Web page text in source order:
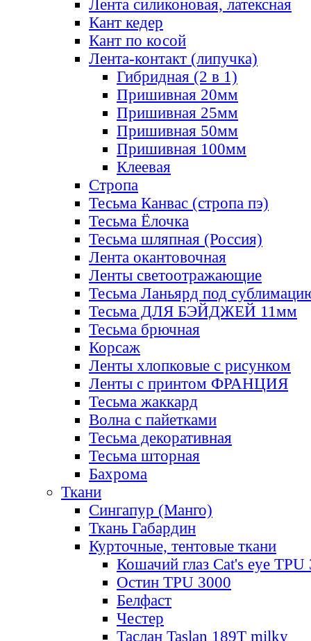
Лента силиконовая, латексная
Кант кедер
Кант по косой
Лента-контакт (липучка)
Гибридная (2 в 1)
Пришивная 20мм
Пришивная 25мм
Пришивная 50мм
Пришивная 100мм
Клеевая
Стропа
Тесьма Канвас (стропа пэ)
Тесьма Ёлочка
Тесьма шляпная (Россия)
Лента окантовочная
Ленты светоотражающие
Тесьма Ланьярд под
Тесьма ДЛЯ БЭЙДЖЕЙ 11мм
Тесьма брючная
Корсаж
Ленты хлопковые с рисунком
Ленты с принтом ФРАНЦИЯ
Тесьма жаккард
Волна с пайетками
Тесьма декоративная
Тесьма шторная
Бахрома
Ткани
Сингапур (Манго)
Ткань Габардин
Курточные, тентовые ткани
Кошачий глаз Cat's eye TPU
Остин TPU 3000
Белфаст
Честер
Таслан Taslan 189T milky